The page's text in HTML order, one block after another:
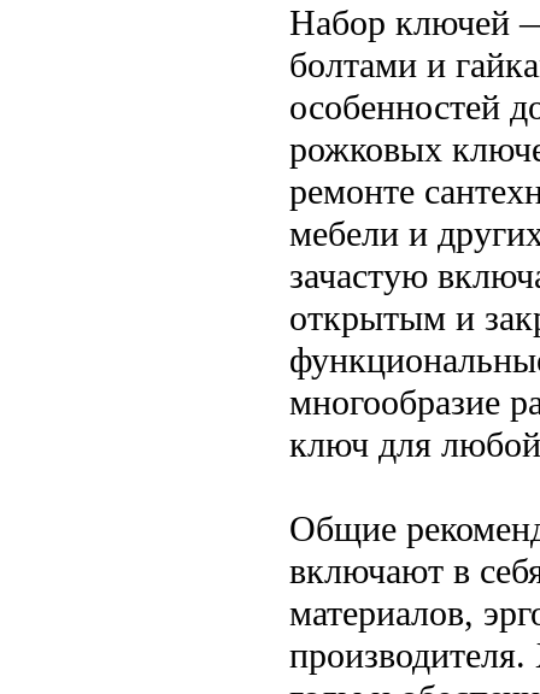
Набор ключей
болтами и
особенностей
рожковых
ремонте
мебели и
зачастую
открытым и
многообразие
ключ для
Общие
включают в
материалов,